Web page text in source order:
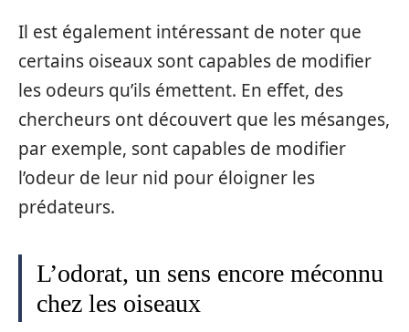
Il est également intéressant de noter que
certains oiseaux sont capables de modifier
les odeurs qu’ils émettent. En effet, des
chercheurs ont découvert que les mésanges,
par exemple, sont capables de modifier
l’odeur de leur nid pour éloigner les
prédateurs.
L’odorat, un sens encore méconnu
chez les oiseaux